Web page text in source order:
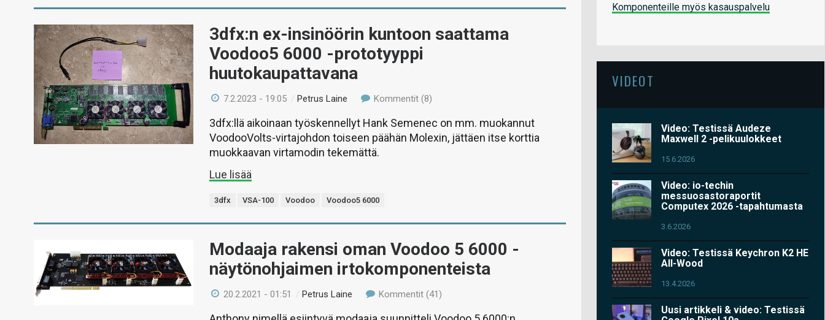
3dfx:n ex-insinöörin kuntoon saattama
Voodoo5 6000 -prototyyppi
huutokaupattavana
7.2.2023 - 19:05 /Petrus Laine Kommentit (8)
3dfx:llä aikoinaan työskennellyt Hank Semenec on mm. muokannut
VoodooVolts-virtajohdon toiseen päähän Molexin, jättäen itse korttia
muokkaavan virtamodin tekemättä.
Lue lisää
3dfx VSA-100 Voodoo Voodoo5 6000
Modaaja rakensi oman Voodoo 5 6000 -
näytönohjaimen irtokomponenteista
20.2.2021 - 01:51 /Petrus Laine Kommentit (41)
Komponenteille myös kasauspalvelu
VIDEOT
Video: Testissä Audeze
Maxwell 2 -pelikuulokkeet
15.6.2026
Video: io-techin
messuosastoraportit
Computex 2026 -tapahtumasta
3.6.2026
Video: Testissä Keychron K2 HE
All-Wood
13.4.2026
Uusi artikkeli & video: Testissä